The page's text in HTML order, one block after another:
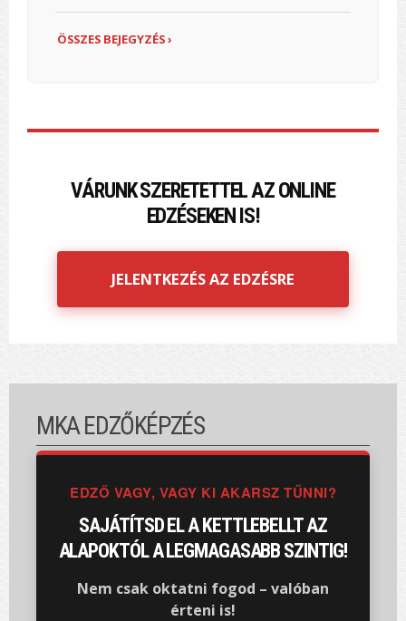
ÖSSZES BEJEGYZÉS ›
VÁRUNK SZERETETTEL AZ ONLINE
EDZÉSEKEN IS!
JELENTKEZÉS AZ EDZÉSRE
MKA EDZŐKÉPZÉS
EDZŐ VAGY, VAGY KI AKARSZ TŰNNI?
SAJÁTÍTSD EL A KETTLEBELLT AZ
ALAPOKTÓL A LEGMAGASABB SZINTIG!
Nem csak oktatni fogod – valóban
érteni is!